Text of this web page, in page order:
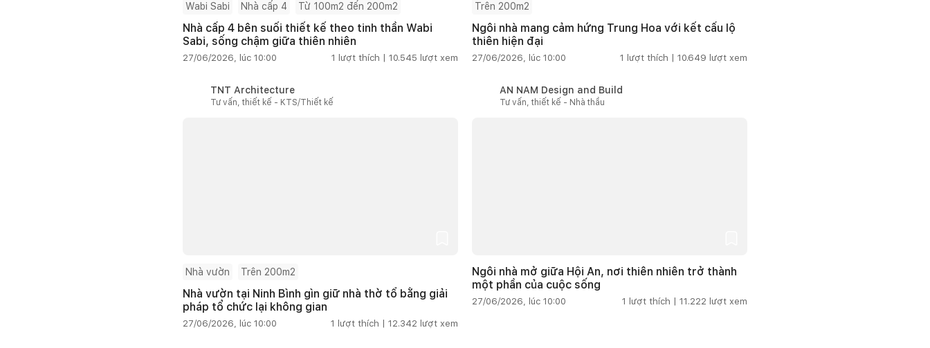
Wabi Sabi Nhà cấp 4 Từ 100m2 đến 200m2
Nhà cấp 4 bên suối thiết kế theo tinh thần Wabi
Sabi, sống chậm giữa thiên nhiên
27/06/2026, lúc 10:00 1 lượt thích | 10.545 lượt xem
Trên 200m2
Ngôi nhà mang cảm hứng Trung Hoa với kết cấu lộ
thiên hiện đại
27/06/2026, lúc 10:00 1 lượt thích | 10.649 lượt xem
TNT Architecture
Tư vấn, thiết kế - KTS/Thiết kế
Nhà vườn Trên 200m2
Nhà vườn tại Ninh Bình gìn giữ nhà thờ tổ bằng giải
pháp tổ chức lại không gian
27/06/2026, lúc 10:00 1 lượt thích | 12.342 lượt xem
AN NAM Design and Build
Tư vấn, thiết kế - Nhà thầu
Ngôi nhà mở giữa Hội An, nơi thiên nhiên trở thành
một phần của cuộc sống
27/06/2026, lúc 10:00 1 lượt thích | 11.222 lượt xem